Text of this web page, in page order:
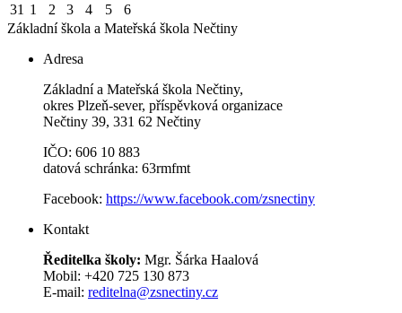
31 1 2 3 4 5
6
Základní škola a Mateřská škola Nečtiny
Adresa
Základní a Mateřská škola Nečtiny,
okres Plzeň-sever, příspěvková organizace
Nečtiny 39, 331 62 Nečtiny
IČO: 606 10 883
datová schránka: 63rmfmt
Facebook: https://www.facebook.com/zsnectiny
Kontakt
Ředitelka školy: Mgr. Šárka Haalová
Mobil: +420 725 130 873
E-mail: reditelna@zsnectiny.cz